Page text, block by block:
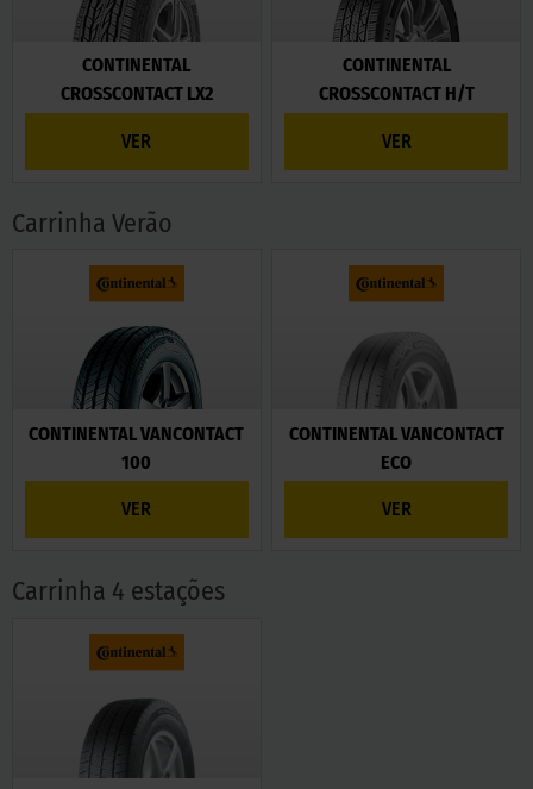
CONTINENTAL
CROSSCONTACT LX2
VER
CONTINENTAL
CROSSCONTACT H/T
VER
Carrinha Verão
CONTINENTAL VANCONTACT
100
VER
CONTINENTAL VANCONTACT
ECO
VER
Carrinha 4 estações